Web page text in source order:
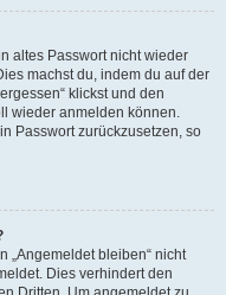
altes Passwort nicht wieder
machst du, indem du auf der
klickst und den
wieder anmelden können.
Passwort zurückzusetzen, so
„Angemeldet bleiben“ nicht
Dies verhindert den